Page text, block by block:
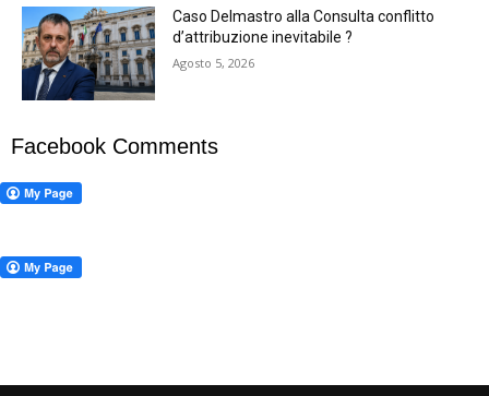
Caso Delmastro alla Consulta conflitto
d’attribuzione inevitabile ?
Agosto 5, 2026
Facebook Comments